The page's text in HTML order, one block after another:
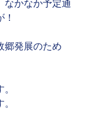
なかなか予定通
郷発展のため